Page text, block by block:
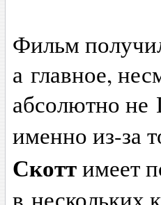
Фильм
а главное,
абсолютно не
именно из-за
Скоттимеет
в нескольких